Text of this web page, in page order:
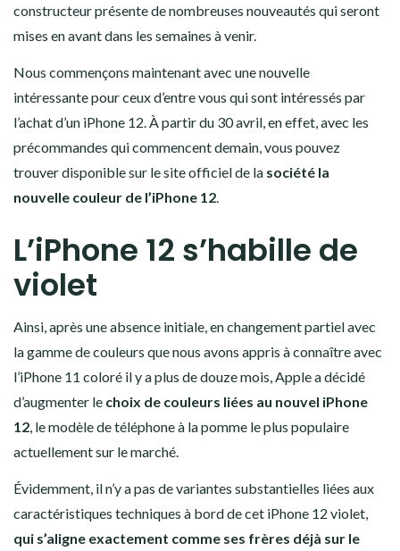
constructeur présente de nombreuses nouveautés qui seront
mises en avant dans les semaines à venir.
Nous commençons maintenant avec une nouvelle
intéressante pour ceux d’entre vous qui sont intéressés par
l’achat d’un iPhone 12. À partir du 30 avril, en effet, avec les
précommandes qui commencent demain, vous pouvez
trouver disponible sur le site officiel de la société la
nouvelle couleur de l’iPhone 12
L’iPhone 12 s’habille de
violet
Ainsi, après une absence initiale, en changement partiel avec
la gamme de couleurs que nous avons appris à connaître avec
l’iPhone 11 coloré il y a plus de douze mois, Apple a décidé
d’augmenter le choix de couleurs liées au nouvel iPhone
12 , le modèle de téléphone à la pomme le plus populaire
actuellement sur le marché.
Évidemment, il n’y a pas de variantes substantielles liées aux
caractéristiques techniques à bord de cet iPhone 12 violet,
qui s’aligne exactement comme ses frères déjà sur le